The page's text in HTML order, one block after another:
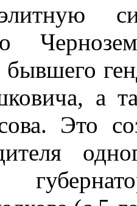
бывшего
а
Это